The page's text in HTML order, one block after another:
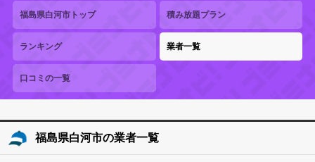
福島県白河市トップ 積み放題プラン
ランキング 業者一覧
口コミの一覧
福島県白河市の業者一覧